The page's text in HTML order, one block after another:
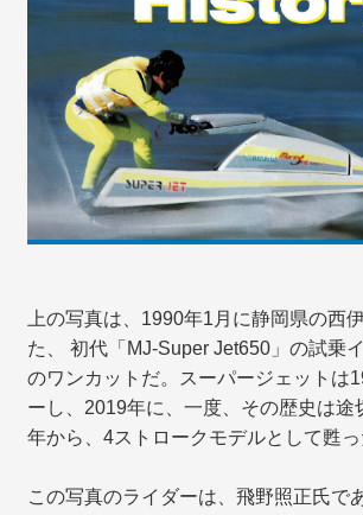
上の写真は、1990年1月に静岡県の西
た、 初代「MJ-Super Jet650」の試乗
のワンカットだ。スーパージェットは
ーし、2019年に、一度、その歴史は途
年から、4ストロークモデルとして甦っ
この写真のライダーは、飛野照正氏で